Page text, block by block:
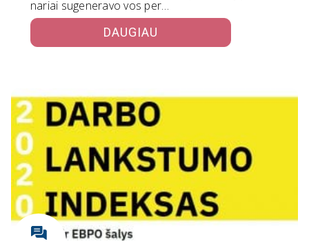
nariai sugeneravo vos per…
DAUGIAU